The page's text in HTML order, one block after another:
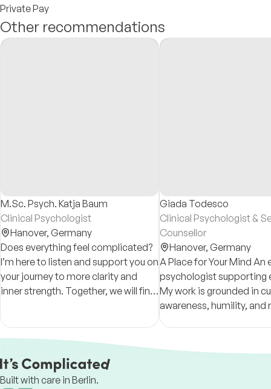
Private Pay
Other recommendations
M.Sc. Psych. Katja Baum
Clinical Psychologist
Hanover, Germany
Does everything feel complicated?
I’m here to listen and support you on
your journey to more clarity and
inner strength. Together, we will find
Giada Todesco
Clinical Psychologist &
Counsellor
Hanover, Germany
A Place for Your Mind An
psychologist supporting
My work is grounded in
awareness, humility, and
each person’s unique
Built with care in Berlin.